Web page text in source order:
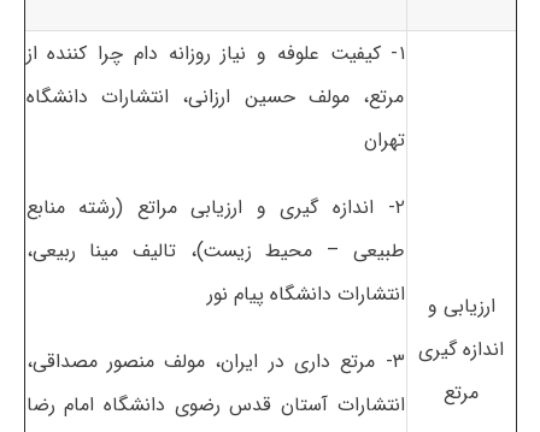
ارزیابی و
اندازه گیری
مرتع
۱- کیفیت علوفه و نیاز روزانه دام چرا کننده از
مرتع، مولف حسین ارزانی، انتشارات دانشگاه
تهران
۲- اندازه گیری و ارزیابی مراتع (رشته منابع
طبیعی – محیط زیست)، تالیف مینا ربیعی،
انتشارات دانشگاه پیام نور
۳- مرتع داری در ایران، مولف منصور مصداقی،
انتشارات آستان قدس رضوی دانشگاه امام رضا